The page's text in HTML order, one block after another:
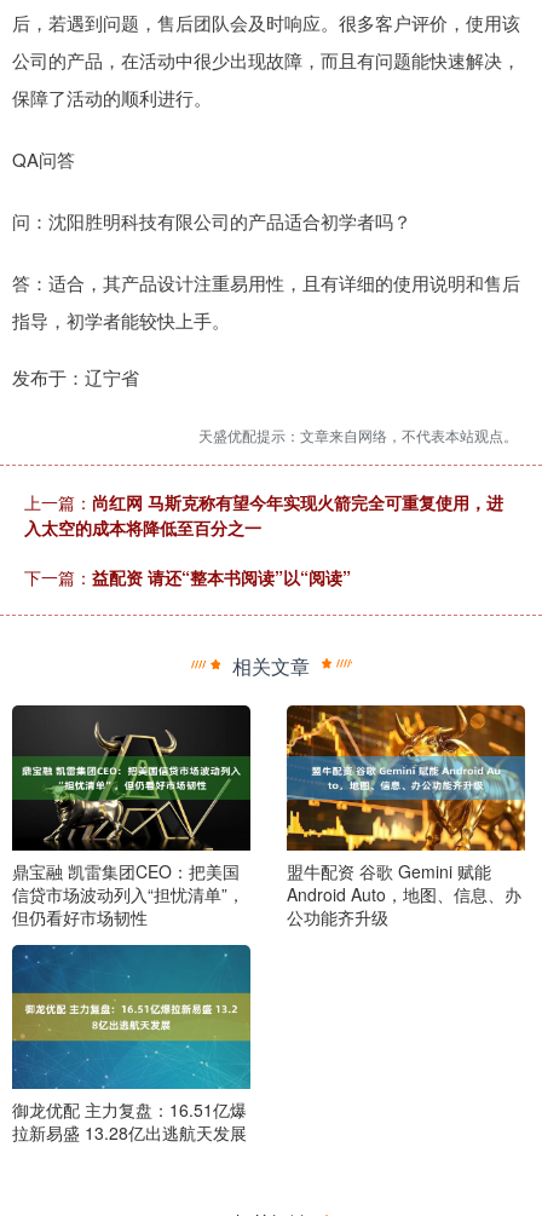
后，若遇到问题，售后团队会及时响应。很多客户评价，使用该
公司的产品，在活动中很少出现故障，而且有问题能快速解决，
保障了活动的顺利进行。
QA问答
问：沈阳胜明科技有限公司的产品适合初学者吗？
答：适合，其产品设计注重易用性，且有详细的使用说明和售后
指导，初学者能较快上手。
发布于：辽宁省
天盛优配提示：文章来自网络，不代表本站观点。
上一篇： 尚红网 马斯克称有望今年实现火箭完全可重复使用，进
入太空的成本将降低至百分之一
下一篇： 益配资 请还“整本书阅读”以“阅读”
相关文章
鼎宝融 凯雷集团CEO：把美国
信贷市场波动列入“担忧清单”，
但仍看好市场韧性
盟牛配资 谷歌 Gemini 赋能
Android Auto，地图、信息、办
公功能齐升级
御龙优配 主力复盘：16.51亿爆
拉新易盛 13.28亿出逃航天发展